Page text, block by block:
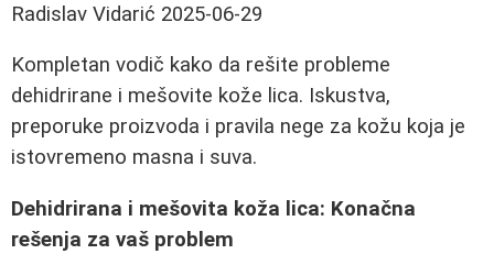
Radislav Vidarić 2025-06-29
Kompletan vodič kako da rešite probleme
dehidrirane i mešovite kože lica. Iskustva,
preporuke proizvoda i pravila nege za kožu koja je
istovremeno masna i suva.
Dehidrirana i mešovita koža lica: Konačna
rešenja za vaš problem